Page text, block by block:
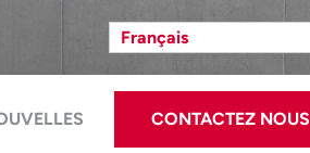
Français
CONTACTEZ NOUS